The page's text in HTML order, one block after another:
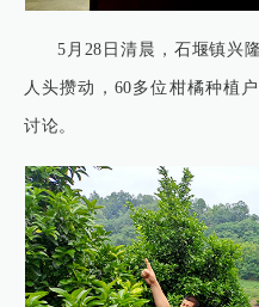
5月28日清晨，石堰镇兴
人头攒动，60多位柑橘种植
讨论。